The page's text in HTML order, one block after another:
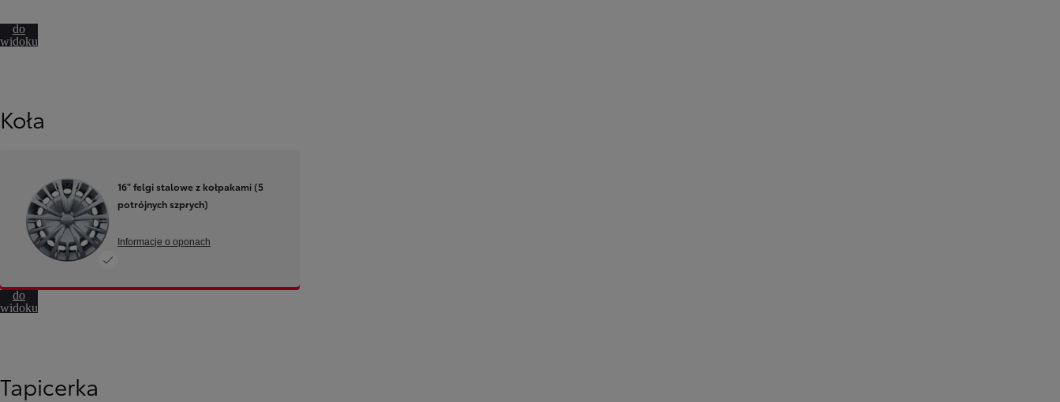
do
widoku
Koła
16" felgi stalowe z kołpakami (5
potrójnych szprych)
Informacje o oponach
Przejdź
do
widoku
Tapicerka